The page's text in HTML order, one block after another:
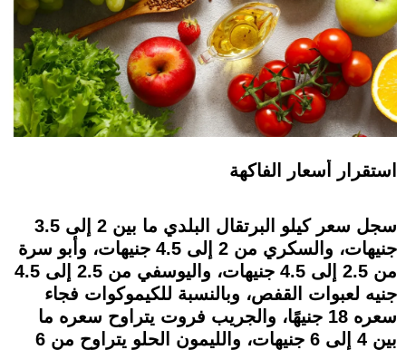
استقرار أسعار الفاكهة
سجل سعر كيلو البرتقال البلدي ما بين 2 إلى 3.5
جنيهات، والسكري من 2 إلى 4.5 جنيهات، وأبو سرة
من 2.5 إلى 4.5 جنيهات، واليوسفي من 2.5 إلى 4.5
جنيه لعبوات القفص، وبالنسبة للكيموكوات فجاء
سعره 18 جنيهًا، والجريب فروت يتراوح سعره ما
بين 4 إلى 6 جنيهات، والليمون الحلو يتراوح من 6